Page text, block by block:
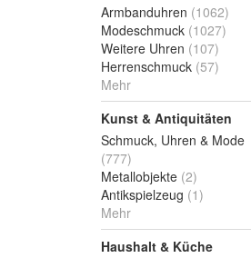
Armbanduhren (1062)
Modeschmuck (1027)
Weitere Uhren (107)
Herrenschmuck (57)
Mehr
Kunst & Antiquitäten
Schmuck, Uhren & Mode
(777)
Metallobjekte (2)
Antikspielzeug (1)
Mehr
Haushalt & Küche